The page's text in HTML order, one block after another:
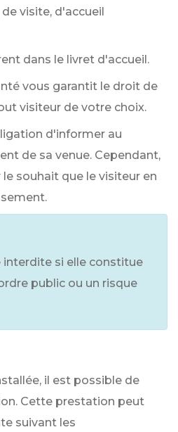
visite, d'accueil
dans le livret d'accueil.
vous garantit le droit de
visiteur de votre choix.
d'informer au
de sa venue. Cependant,
souhait que le visiteur en
interdite si elle constitue
public ou un risque
il est possible de
Cette prestation peut
suivant les